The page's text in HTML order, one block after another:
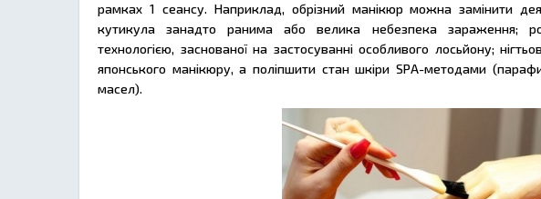
рамках 1 сеансу. Наприклад, обрізний манікюр можна замінити
кутикула занадто ранима або велика небезпека зараження;
технологією, заснованої на застосуванні особливого лосьйону;
японського манікюру, а поліпшити стан шкіри SPA-методами
масел).